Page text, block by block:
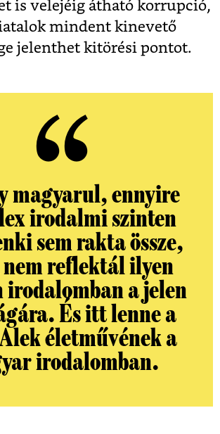
is velejéig átható korrupció,
mindent kinevető
jelenthet kitörési pontot.
magyarul, ennyire
irodalmi szinten
sem rakta össze,
nem reflektál ilyen
irodalomban a jelen
És itt lenne a
életművének a
irodalomban.